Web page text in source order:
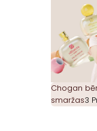
Chogan
smaržas3